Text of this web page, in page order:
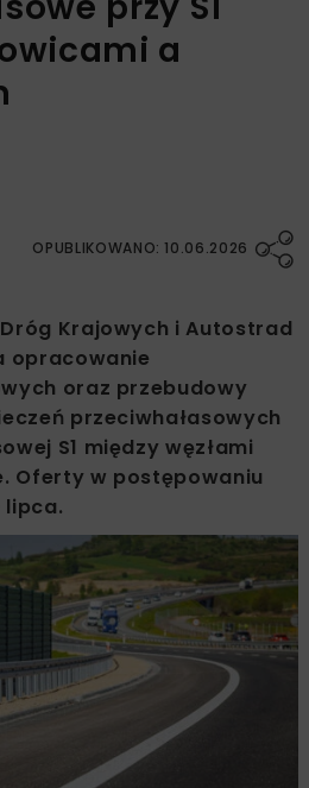
a
OPUBLIKOWANO: 10.06.2026
Krajowych i Autostrad
opracowanie
oraz przebudowy
przeciwhałasowych
S1 między węzłami
Oferty w postępowaniu
lipca.